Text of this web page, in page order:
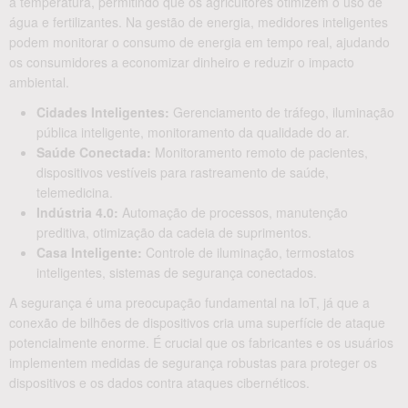
água e fertilizantes. Na gestão de energia, medidores inteligentes
podem monitorar o consumo de energia em tempo real, ajudando
os consumidores a economizar dinheiro e reduzir o impacto
ambiental.
Cidades Inteligentes: Gerenciamento de tráfego, iluminação
pública inteligente, monitoramento da qualidade do ar.
Saúde Conectada: Monitoramento remoto de pacientes,
dispositivos vestíveis para rastreamento de saúde,
telemedicina.
Indústria 4.0: Automação de processos, manutenção
preditiva, otimização da cadeia de suprimentos.
Casa Inteligente: Controle de iluminação, termostatos
inteligentes, sistemas de segurança conectados.
A segurança é uma preocupação fundamental na IoT, já que a
conexão de bilhões de dispositivos cria uma superfície de ataque
potencialmente enorme. É crucial que os fabricantes e os usuários
implementem medidas de segurança robustas para proteger os
dispositivos e os dados contra ataques cibernéticos.